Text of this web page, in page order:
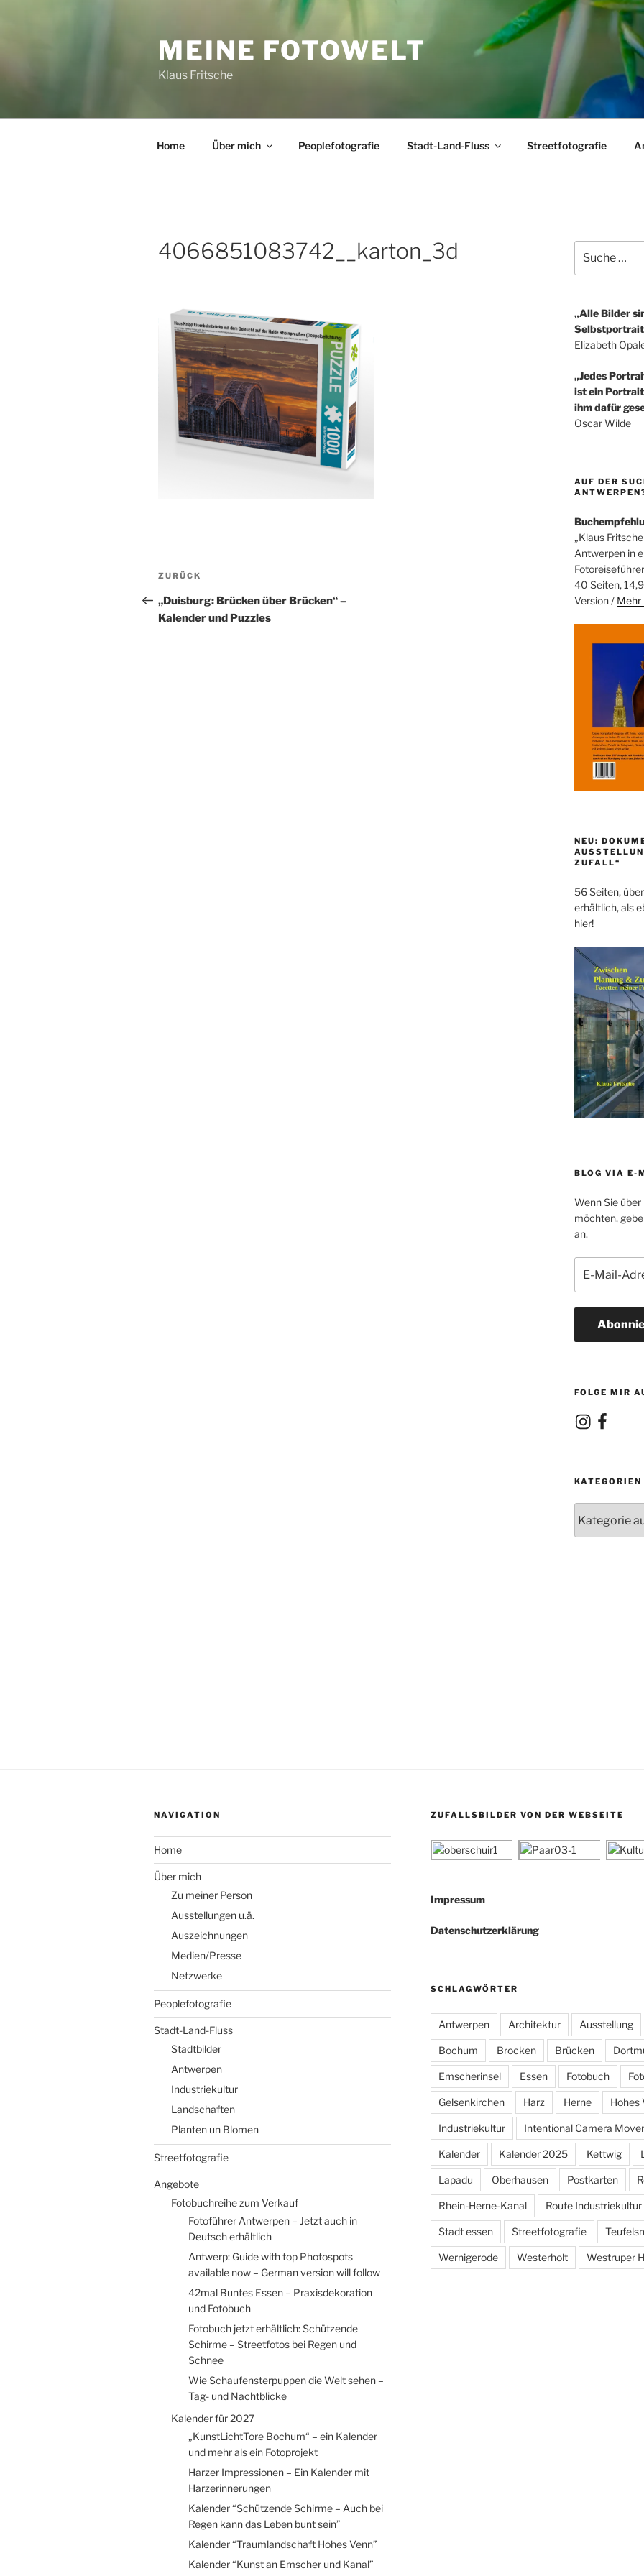
MEINE FOTOWELT
Klaus Fritsche
Home Über mich Peoplefotografie Stadt-Land-Fluss Streetfotografie
4066851083742__karton_3d
Beitragsnavigation
Vorheriger
ZURÜCK
„Duisburg: Brücken über Brücken“ –
Kalender und Puzzles
nach:
„Alle Bilder
Elizabeth
„Jedes
ist ein
ihm dafür
Oscar Wilde
AUF DER
„Klaus
Antwerpen in
40 Seiten,
Version /
NEU:
ZUFALL“
56 Seiten,
erhältlich, als
hier!
BLOG VIA E-
Wenn Sie
möchten,
an.
Mail-
Adresse
FOLGE MIR
InstagramFacebook
KATEGORIEN
NAVIGATION
Home
Über mich
Zu meiner Person
Ausstellungen u.ä.
Auszeichnungen
Medien/Presse
Netzwerke
Peoplefotografie
Stadt-Land-Fluss
Stadtbilder
Antwerpen
Industriekultur
Landschaften
Planten un Blomen
Streetfotografie
Angebote
Fotobuchreihe zum Verkauf
Fotoführer Antwerpen – Jetzt auch in
Deutsch erhältlich
Antwerp: Guide with top Photospots
available now – German version will follow
42mal Buntes Essen – Praxisdekoration
und Fotobuch
Fotobuch jetzt erhältlich: Schützende
Schirme – Streetfotos bei Regen und
Schnee
Wie Schaufensterpuppen die Welt sehen –
Tag- und Nachtblicke
Kalender für 2027
„KunstLichtTore Bochum“ – ein Kalender
und mehr als ein Fotoprojekt
Harzer Impressionen – Ein Kalender mit
Harzerinnerungen
Kalender “Schützende Schirme – Auch bei
Regen kann das Leben bunt sein”
Kalender “Traumlandschaft Hohes Venn”
Kalender “Kunst an Emscher und Kanal”
ZUFALLSBILDER VON DER WEBSEITE
Impressum
Datenschutzerklärung
SCHLAGWÖRTER
Antwerpen Architektur Ausstellung
Bochum Brocken Brücken
Emscherinsel Essen Fotobuch
Gelsenkirchen Harz Herne Hohes
Industriekultur Intentional Camera
Kalender Kalender 2025 Kettwig
Lapadu Oberhausen Postkarten
Rhein-Herne-Kanal Route Industriekultur
Stadt essen Streetfotografie
Wernigerode Westerholt Westruper